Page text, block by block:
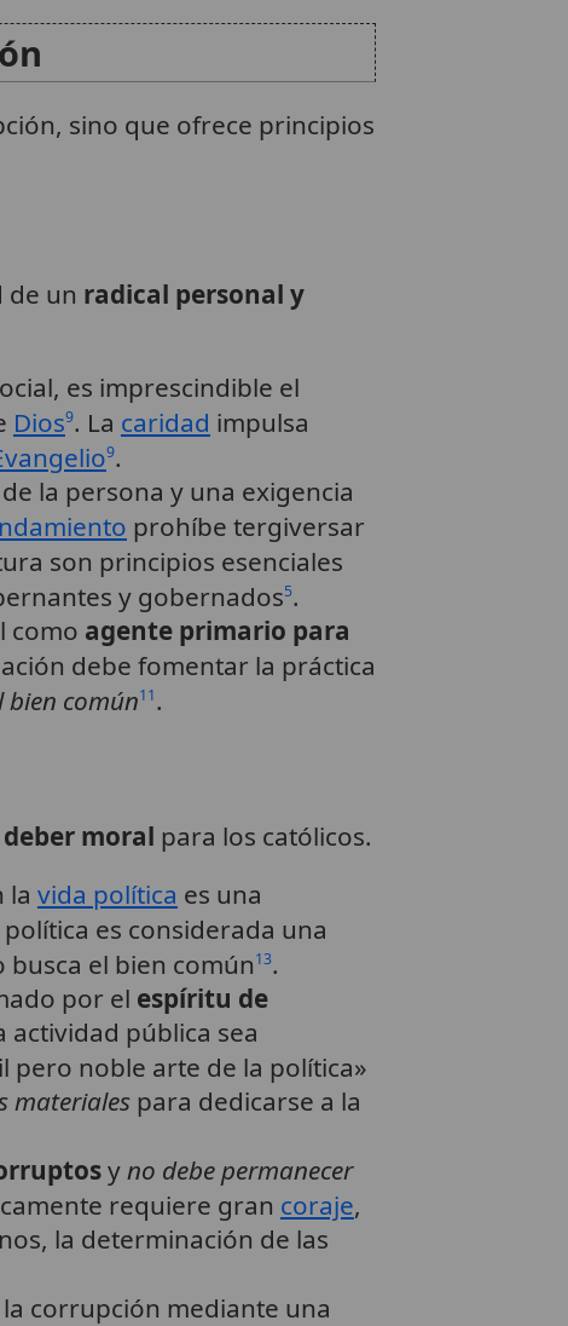
sino que ofrece principios
de un radical personal y
es imprescindible el
Dios9. La caridad impulsa
9.
la persona y una exigencia
prohíbe tergiversar
son principios esenciales
y gobernados5.
como agente primario para
debe fomentar la práctica
bien común11.
deber moral para los católicos.
la vida política es una
política es considerada una
busca el bien común13.
por el espíritu de
actividad pública sea
pero noble arte de la política»
materialespara dedicarse a la
yno debe permanecer
requiere gran coraje,
la determinación de las
corrupción mediante una